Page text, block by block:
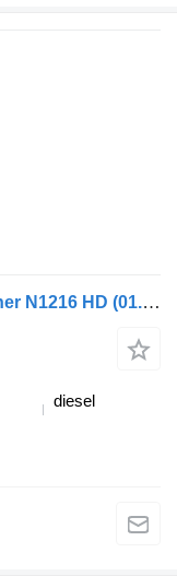
NEOPLAN, KNORR-BREMSE Cityliner N1216 HD (01.73-) MXC9103003 remklauw voor Neoplan Spaceliner, Skyliner, Jetliner, Cityliner (1973-) bus
diesel